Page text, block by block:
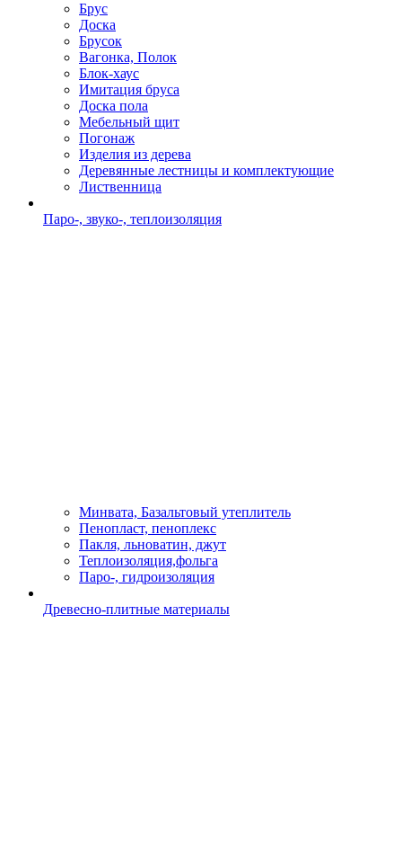
Брус
Доска
Брусок
Вагонка, Полок
Блок-хаус
Имитация бруса
Доска пола
Мебельный щит
Погонаж
Изделия из дерева
Деревянные лестницы и комплектующие
Лиственница
Паро-, звуко-, теплоизоляция
Минвата, Базальтовый утеплитель
Пенопласт, пеноплекс
Пакля, льноватин, джут
Теплоизоляция,фольга
Паро-, гидроизоляция
Древесно-плитные материалы